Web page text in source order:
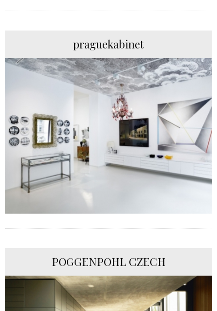
praguekabinet
POGGENPOHL CZECH